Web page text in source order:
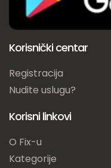
Korisnički centar
Registracija
Nudite uslugu?
Korisni linkovi
O Fix-u
Kategorije